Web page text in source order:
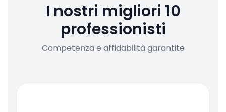
I nostri migliori 10
professionisti
Competenza e affidabilità garantite